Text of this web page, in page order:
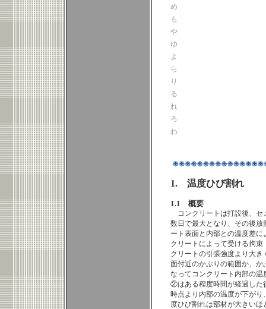
め
も
や
ゆ
よ
ら
り
る
れ
ろ
わ
1. 温度ひび割れ
1.1 概要
コンクリートは打設後、
数日で最大となり、その後
ート表面と内部との温度差
クリートによって受ける拘
クリートの引張強度より大
面付近のかぶりの範囲か、
なってコンクリート内部の
②はある程度時間が経過した
時点より内部の温度が下が
度ひび割れは部材が大きい